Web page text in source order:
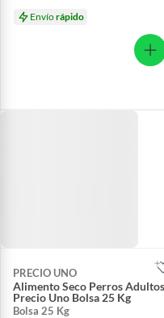
Envíorápido
PRECIO UNO
Alimento Seco Perros Adultos
Precio Uno Bolsa 25 Kg
Bolsa 25 Kg